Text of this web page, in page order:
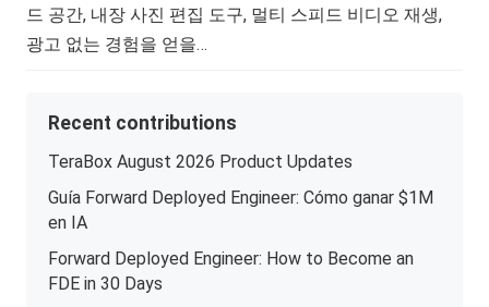
드 공간, 내장 사진 편집 도구, 멀티 스피드 비디오 재생,
광고 없는 경험을 얻을…
Recent contributions
TeraBox August 2026 Product Updates
Guía Forward Deployed Engineer: Cómo ganar $1M
en IA
Forward Deployed Engineer: How to Become an
FDE in 30 Days